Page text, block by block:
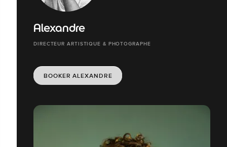
Alexandre
DIRECTEUR ARTISTIQUE & PHOTOGRAPHE
BOOKER ALEXANDRE